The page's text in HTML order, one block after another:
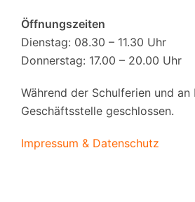
Öffnungszeiten
Dienstag: 08.30 – 11.30 Uhr
Donnerstag: 17.00 – 20.00 Uhr
Während der Schulferien und
Geschäftsstelle geschlossen.
Impressum & Datenschutz